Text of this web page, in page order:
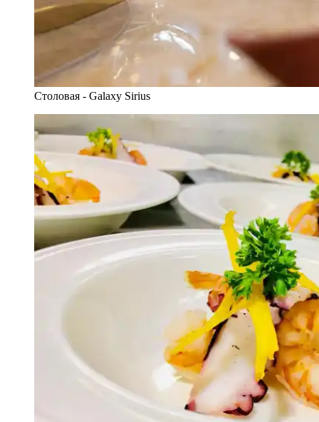
Столовая - Galaxy Sirius